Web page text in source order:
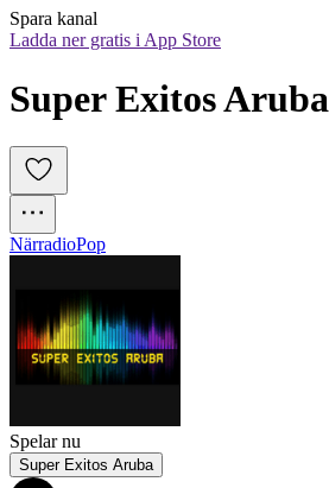
Spara kanal
Ladda ner gratis i App Store
Super Exitos Aruba
NärradioPop
Spelar nu
Super Exitos Aruba